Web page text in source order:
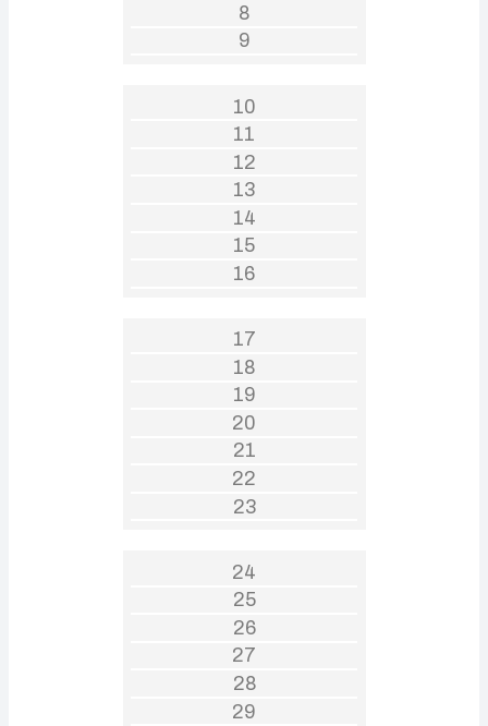
8
9
10
11
12
13
14
15
16
17
18
19
20
21
22
23
24
25
26
27
28
29